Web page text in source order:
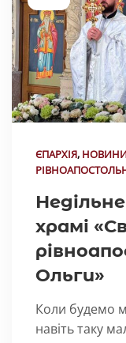
ЄПАРХІЯ,
храмі
Ольги»
Коли будемо
навіть таку